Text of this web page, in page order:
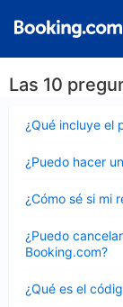
Las 10
¿Qué incluye el
cerrado
¿Puedo hacer
cerrado
¿Cómo sé si mi
cerrado
¿Puedo
Booking.com?
cerrado
¿Qué es el
cerrado